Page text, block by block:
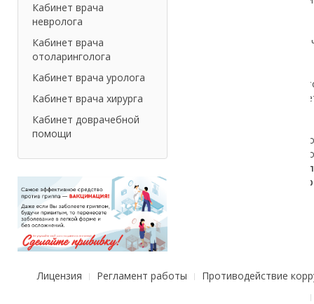
Кабинет врача
невролога
Кабинет врача
отоларинголога
Кабинет врача уролога
Кабинет врача хирурга
Кабинет доврачебной
помощи
Лицензия Регламент работы Противодействие